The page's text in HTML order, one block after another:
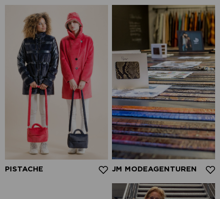
PISTACHE JM MODEAGENTUREN